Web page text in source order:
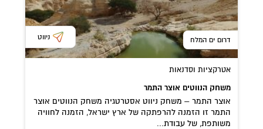
דרום ים המלח ניווט
אטרקציות וסדנאות
משחק הנווטים אוצר התמר
אוצר התמר – משחק ניווט אסטרטגיה משחק הנווטים אוצר
התמר זו הזמנה להרפתקה של ארץ ישראל, הזמנה לחוויה
משותפת, של עבודת...